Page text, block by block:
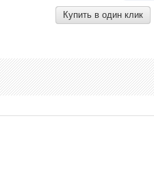
Купить в один клик